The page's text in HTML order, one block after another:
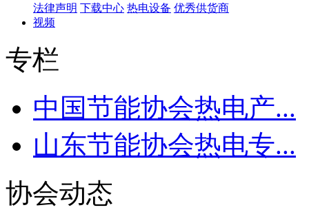
法律声明 下载中心 热电设备 优秀供货商
视频
专栏
中国节能协会热电产...
山东节能协会热电专...
协会动态